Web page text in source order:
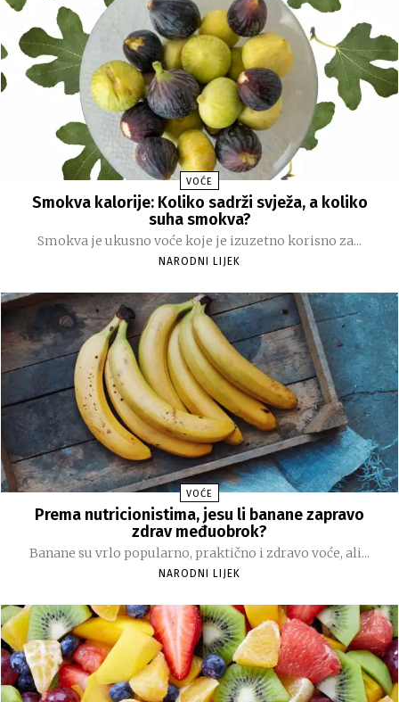
VOĆE
Smokva kalorije: Koliko sadrži svježa, a koliko
suha smokva?
Smokva je ukusno voće koje je izuzetno korisno za...
NARODNI LIJEK
VOĆE
Prema nutricionistima, jesu li banane zapravo
zdrav međuobrok?
Banane su vrlo popularno, praktično i zdravo voće, ali...
NARODNI LIJEK